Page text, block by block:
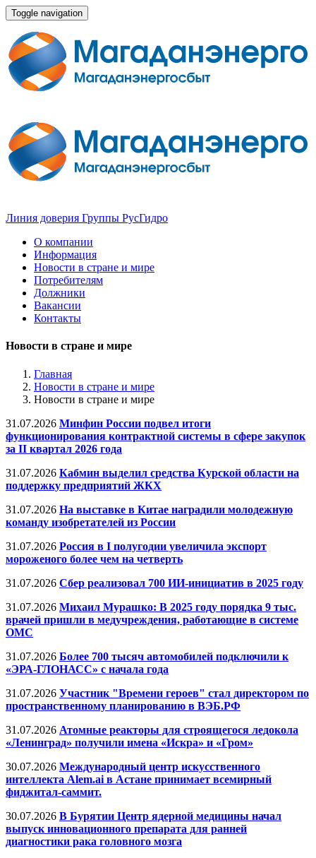
Toggle navigation
Линия доверия Группы РусГидро
О компании
Информация
Новости в стране и мире
Потребителям
Должники
Вакансии
Контакты
Новости в стране и мире
Главная
Новости в стране и мире
Новости в стране и мире
31.07.2026 Минфин России подвел итоги
функционирования контрактной системы в сфере закупок
за II квартал 2026 года
31.07.2026 Кабмин выделил средства Курской области на
поддержку предприятий ЖКХ
31.07.2026 На выставке в Китае наградили молодежную
команду изобретателей из России
31.07.2026 Россия в I полугодии увеличила экспорт
мороженого более чем на четверть
31.07.2026 Сбер реализовал 700 ИИ-инициатив в 2025 году
31.07.2026 Михаил Мурашко: В 2025 году порядка 9 тыс.
врачей пришли в медучреждения, работающие в системе
ОМС
31.07.2026 Более 700 тысяч автомобилей подключили к
«ЭРА-ГЛОНАСС» с начала года
31.07.2026 Участник "Времени героев" стал директором по
пространственному планированию в ВЭБ.РФ
31.07.2026 Атомные реакторы для строящегося ледокола
«Ленинград» получили имена «Искра» и «Гром»
30.07.2026 Международный центр искусственного
интеллекта Alem.ai в Астане принимает всемирный
фиджитал-саммит.
30.07.2026 В Бурятии Центр ядерной медицины начал
выпуск инновационного препарата для ранней
диагностики рака головного мозга